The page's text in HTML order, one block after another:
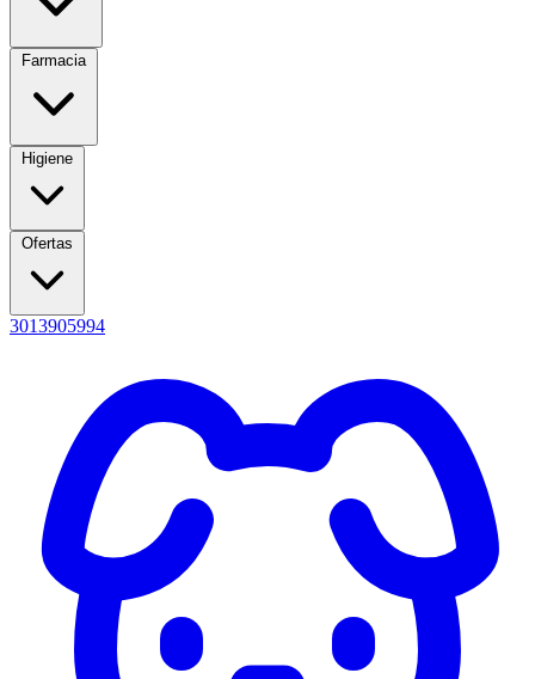
Farmacia
Higiene
Ofertas
3013905994